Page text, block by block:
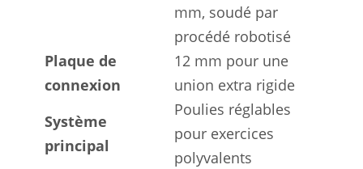
mm, soudé par
procédé robotisé
Plaque de
connexion
12 mm pour une
union extra rigide
Système
principal
Poulies réglables
pour exercices
polyvalents